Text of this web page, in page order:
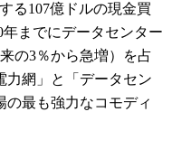
る107億ドルの現金買
年までにデータセンター
の3％から急増）を占
力網」と「データセン
の最も強力なコモディ